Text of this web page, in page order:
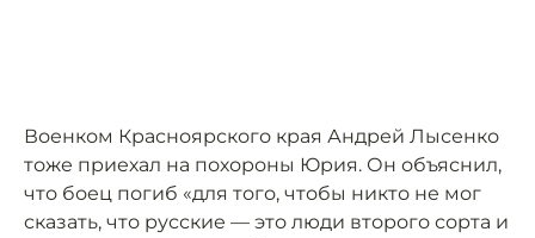
Военком Красноярского края Андрей Лысенко
тоже приехал на похороны Юрия. Он объяснил,
что боец погиб «для того, чтобы никто не мог
сказать, что русские — это люди второго сорта и